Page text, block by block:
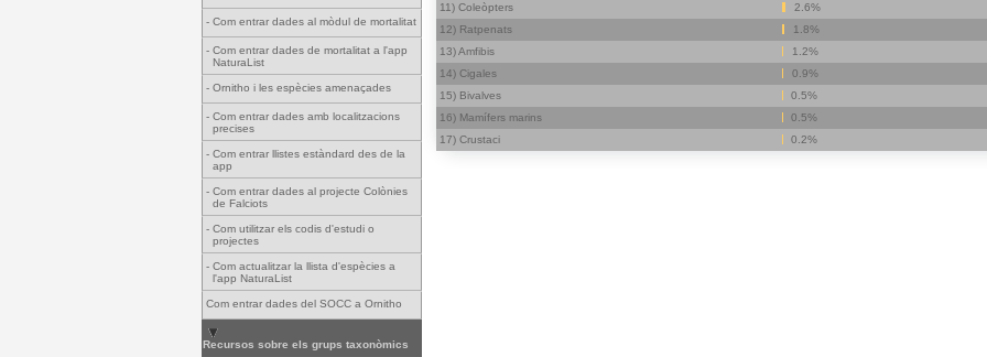
- Com entrar dades al mòdul de mortalitat
- Com entrar dades de mortalitat a l'app
NaturaList
- Ornitho i les espècies amenaçades
- Com entrar dades amb localitzacions
precises
- Com entrar llistes estàndard des de la
app
- Com entrar dades al projecte Colònies
de Falciots
- Com utilitzar els codis d'estudi o
projectes
- Com actualitzar la llista d'espècies a
l'app NaturaList
Com entrar dades del SOCC a Ornitho
Recursos sobre els grups taxonòmics
11) Coleòpters
2.6%
12) Ratpenats
1.8%
13) Amfibis
1.2%
14) Cigales
0.9%
15) Bivalves
0.5%
16) Mamífers marins
0.5%
17) Crustaci
0.2%